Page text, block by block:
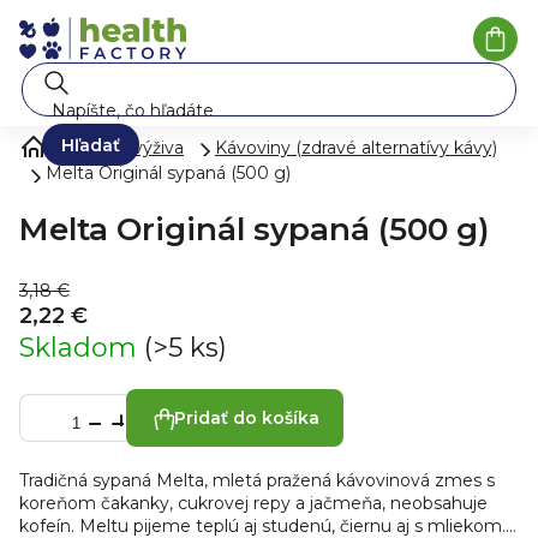
Prejsť
na
obsah
Hľadať
Zdravá výživa
Kávoviny (zdravé alternatívy kávy)
Melta Originál sypaná (500 g)
Melta Originál sypaná (500 g)
3,18 €
2,22 €
Skladom (>5 ks)
Pridať do košíka
Tradičná sypaná Melta, mletá pražená kávovinová zmes s
koreňom čakanky, cukrovej repy a jačmeňa, neobsahuje
kofeín. Meltu pijeme teplú aj studenú, čiernu aj s mliekom.